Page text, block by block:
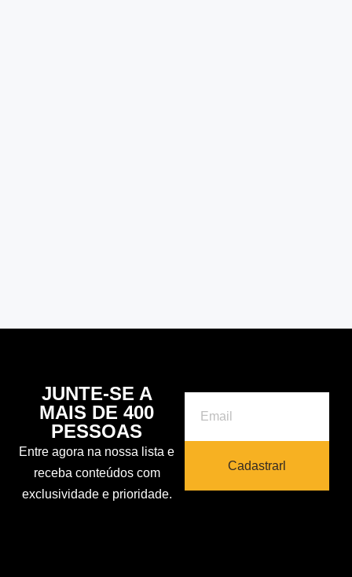
JUNTE-SE A
MAIS DE 400
PESSOAS
Entre agora na nossa lista e
receba conteúdos com
exclusividade e prioridade.
Cadastrarl